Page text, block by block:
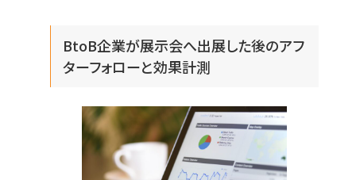
BtoB企業が展示会へ出展した後のアフ
ターフォローと効果計測